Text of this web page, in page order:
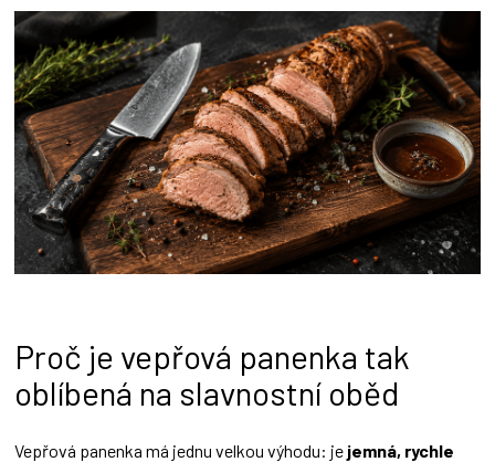
Proč je vepřová panenka tak
oblíbená na slavnostní oběd
Vepřová panenka má jednu velkou výhodu: je jemná, rychle